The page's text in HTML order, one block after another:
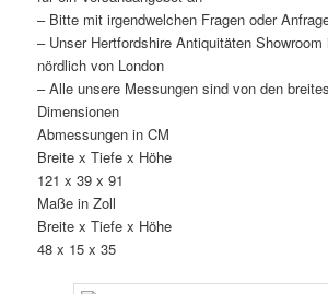
– Bitte mit irgendwelchen Fragen oder
– Unser Hertfordshire Antiquitäten
nördlich von London
– Alle unsere Messungen sind von den
Dimensionen
Abmessungen in CM
Breite x Tiefe x Höhe
121 x 39 x 91
Maße in Zoll
Breite x Tiefe x Höhe
48 x 15 x 35